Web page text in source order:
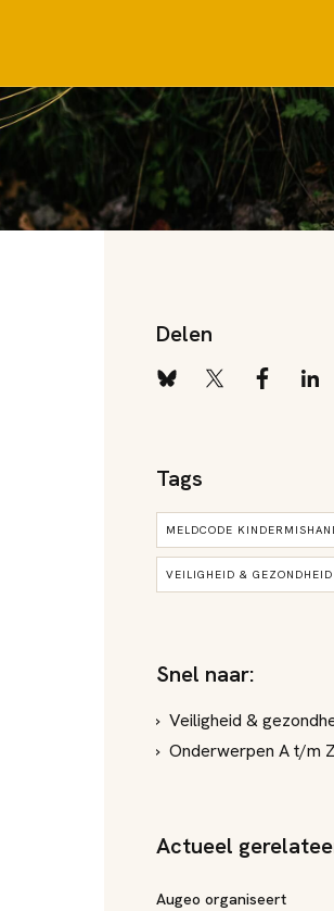
Delen
Tags
MELDCODE
VEILIGHEID & GEZONDHEID
Snel naar:
Veiligheid &
Onderwerpen A t/m Z
Actueel
Augeo organiseert